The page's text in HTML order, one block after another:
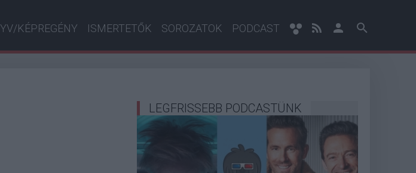
KÉPREGÉNY ISMERTETŐK SOROZATOK PODCAST
LEGFRISSEBB PODCASTÜNK